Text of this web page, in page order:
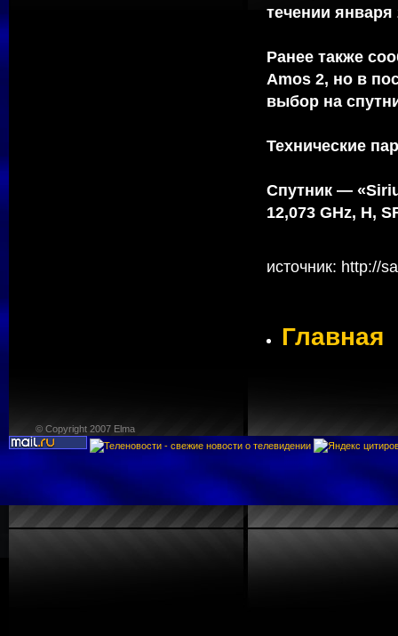
течении января
Ранее также
Amos 2, но в
выбор на
Технические
Спутник —
12,073 GHz, Н,
источник: http://
Главная
© Copyright 2007 Elma